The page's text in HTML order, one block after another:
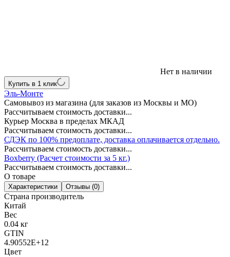
Нет в наличии
Купить в 1 клик
Эль-Монте
Самовывоз из магазина (для заказов из Москвы и МО)
Рассчитываем стоимость доставки...
Курьер Москва в пределах МКАД
Рассчитываем стоимость доставки...
СДЭК по 100% предоплате, доставка оплачивается отдельно.
Рассчитываем стоимость доставки...
Boxberry (Расчет стоимости за 5 кг.)
Рассчитываем стоимость доставки...
О товаре
Характеристики Отзывы (0)
Страна производитель
Китай
Вес
0.04 кг
GTIN
4.90552E+12
Цвет